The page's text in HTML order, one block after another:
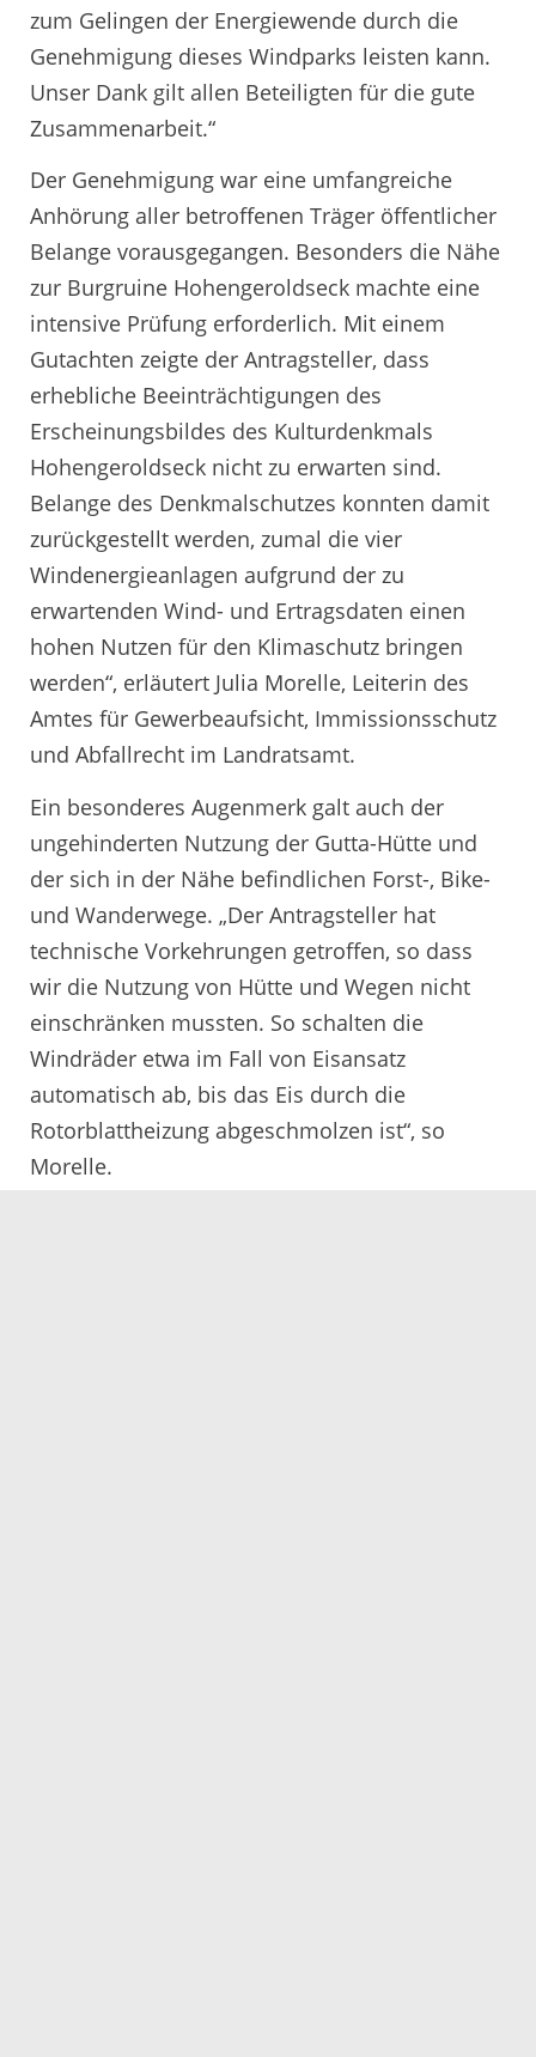
zum Gelingen der Energiewende durch die
Genehmigung dieses Windparks leisten kann.
Unser Dank gilt allen Beteiligten für die gute
Zusammenarbeit.“
Der Genehmigung war eine umfangreiche
Anhörung aller betroffenen Träger öffentlicher
Belange vorausgegangen. Besonders die Nähe
zur Burgruine Hohengeroldseck machte eine
intensive Prüfung erforderlich. Mit einem
Gutachten zeigte der Antragsteller, dass
erhebliche Beeinträchtigungen des
Erscheinungsbildes des Kulturdenkmals
Hohengeroldseck nicht zu erwarten sind.
Belange des Denkmalschutzes konnten damit
zurückgestellt werden, zumal die vier
Windenergieanlagen aufgrund der zu
erwartenden Wind- und Ertragsdaten einen
hohen Nutzen für den Klimaschutz bringen
werden“, erläutert Julia Morelle, Leiterin des
Amtes für Gewerbeaufsicht, Immissionsschutz
und Abfallrecht im Landratsamt.
Ein besonderes Augenmerk galt auch der
ungehinderten Nutzung der Gutta-Hütte und
der sich in der Nähe befindlichen Forst-, Bike-
und Wanderwege. „Der Antragsteller hat
technische Vorkehrungen getroffen, so dass
wir die Nutzung von Hütte und Wegen nicht
einschränken mussten. So schalten die
Windräder etwa im Fall von Eisansatz
automatisch ab, bis das Eis durch die
Rotorblattheizung abgeschmolzen ist“, so
Morelle.